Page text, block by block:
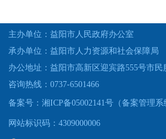
主办单位：益阳市人民政府办公室
承办单位：益阳市人力资源和社会保障局
办公地址：益阳市高新区迎宾路555号市民
咨询热线：0737-6501466
备案号：湘ICP备05002141号（备案管理系
网站标识码：4309000006